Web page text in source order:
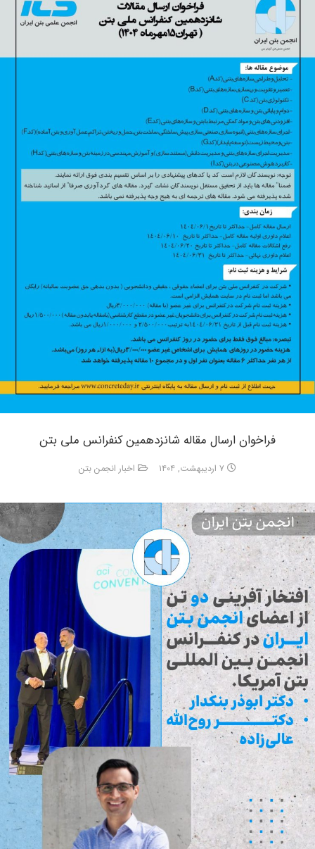
فراخوان ارسال مقاله شانزدهمین کنفرانس ملی بتن
۷ اردیبهشت, ۱۴۰۴ اخبار انجمن بتن